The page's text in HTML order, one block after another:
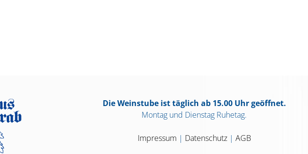
Die Weinstube ist täglich ab 15.00 Uhr geöffnet.
Montag und Dienstag Ruhetag.
Impressum | Datenschutz| AGB